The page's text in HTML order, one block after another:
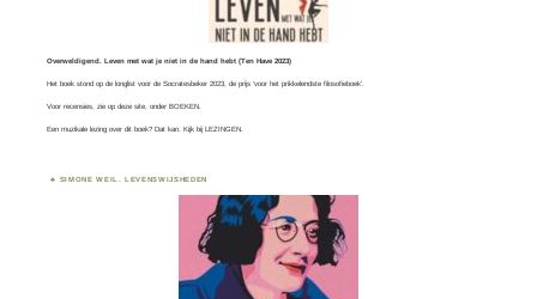
Overweldigend. Leven met wat je niet in de hand hebt (Ten Have 2023)
Het boek stond op de longlist voor deSocratesbeker 2023, de prijs ‘voor het prikkelendste filosofieboek’.
Voor recensies, zie op deze site, onderBOEKEN
Een muzikale lezing over dit boek? Dat kan. Kijk bijLEZINGEN.
SIMONE WEIL. LEVENSWIJSHEDEN